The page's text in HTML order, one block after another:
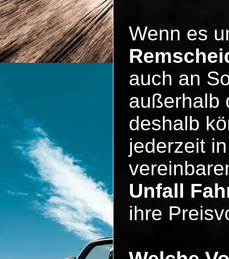
Wenn es
auch an
außerhalb
deshalb
jederzeit
Unfall
ihre